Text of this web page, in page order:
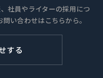
社員やライターの採用につ
い合わせはこちらから。
する